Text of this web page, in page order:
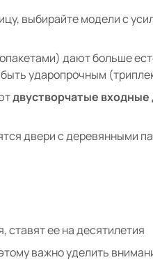
выбирайте модели с
дают больше
ударопрочным
двустворчатые входные
двери с деревянными
ставят ее на десятилетия
важно уделить